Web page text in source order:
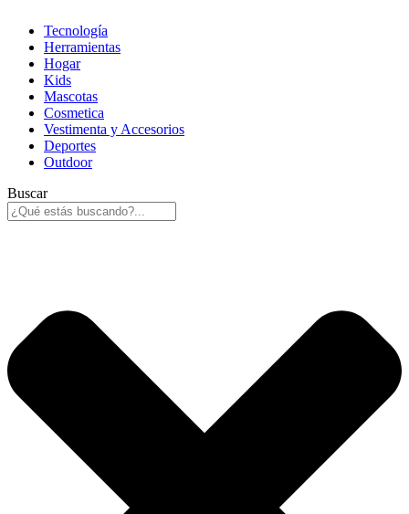
Tecnología
Herramientas
Hogar
Kids
Mascotas
Cosmetica
Vestimenta y Accesorios
Deportes
Outdoor
Buscar